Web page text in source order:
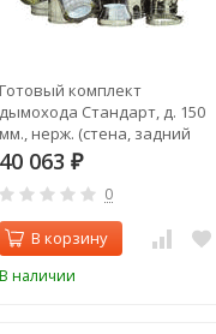
Готовый комплект
дымохода Стандарт, д. 150
мм., нерж. (стена, задний
выход)
40 063 ₽
0
В корзину
В наличии